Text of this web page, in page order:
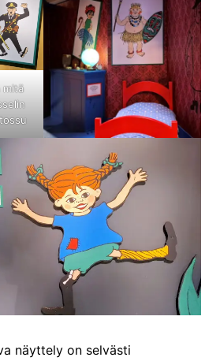
mitä
näyttely on selvästi